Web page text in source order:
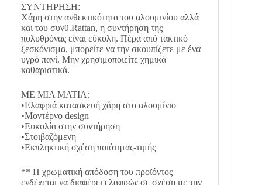
ΣΥΝΤΗΡΗΣΗ:
Χάρη στην ανθεκτικότητα του αλουμινίου αλλά
και του συνθ.Rattan, η συντήρηση της
πολυθρόνας είναι εύκολη. Πέρα από τακτικό
ξεσκόνισμα, μπορείτε να την σκουπίζετε με ένα
υγρό πανί. Μην χρησιμοποιείτε χημικά
καθαριστικά.
ΜΕ ΜΙΑ ΜΑΤΙΑ:
•Ελαφριά κατασκευή χάρη στο αλουμίνιο
•Μοντέρνο design
•Ευκολία στην συντήρηση
•Στοιβαζόμενη
•Εκπληκτική σχέση ποιότητας-τιμής
** Η χρωματική απόδοση του προϊόντος
ενδέχεται να διαφέρει ελαφρώς σε σχέση με την